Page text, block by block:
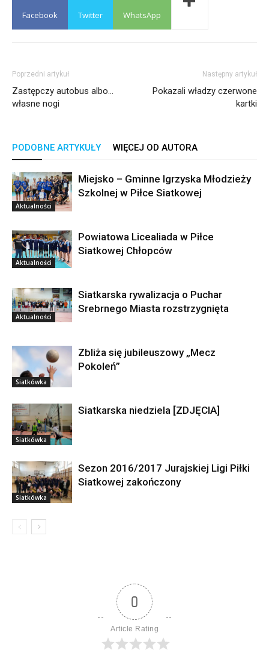
Facebook Twitter WhatsApp
Poprzedni artykuł
Zastępczy autobus albo…
własne nogi
Następny artykuł
Pokazali władzy czerwone
kartki
PODOBNE ARTYKUŁY WIĘCEJ OD AUTORA
Aktualności
Miejsko – Gminne Igrzyska Młodzieży
Szkolnej w Piłce Siatkowej
Aktualności
Powiatowa Licealiada w Piłce
Siatkowej Chłopców
Aktualności
Siatkarska rywalizacja o Puchar
Srebrnego Miasta rozstrzygnięta
Siatkówka
Zbliża się jubileuszowy „Mecz
Pokoleń”
Siatkówka
Siatkarska niedziela [ZDJĘCIA]
Siatkówka
Sezon 2016/2017 Jurajskiej Ligi Piłki
Siatkowej zakończony
0
Article Rating